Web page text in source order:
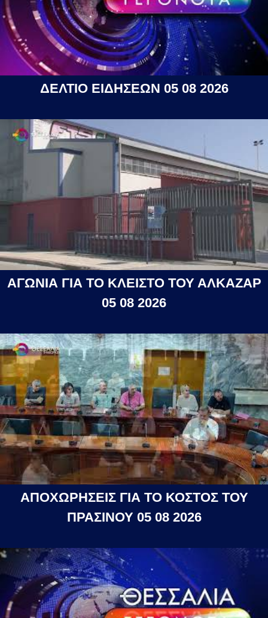
ΔΕΛΤΙΟ ΕΙΔΗΣΕΩΝ 05 08 2026
ΑΓΩΝΙΑ ΓΙΑ ΤΟ ΚΛΕΙΣΤΟ ΤΟΥ ΑΛΚΑΖΑΡ
05 08 2026
ΑΠΟΧΩΡΗΣΕΙΣ ΓΙΑ ΤΟ ΚΟΣΤΟΣ ΤΟΥ
ΠΡΑΣΙΝΟΥ 05 08 2026